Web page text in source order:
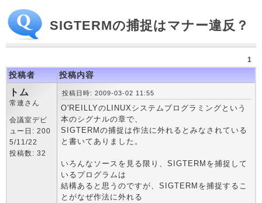
SIGTERMの捕捉はマナー違反？
1
投稿者 投稿内容
トム
常連さん
会議室デビ
ュー日: 200
5/11/22
投稿数: 32
投稿日時: 2009-03-02 11:55
O'REILLYのLINUXシステムプログラミングという
本のシグナルの章で、
SIGTERMの捕捉は作法に外れるとみなされている
と書いてありました。
いろんなソースを見る限り、SIGTERMを捕捉して
いるプログラムは
結構あると思うのですが、SIGTERMを捕捉するこ
とがなぜ作法に外れる